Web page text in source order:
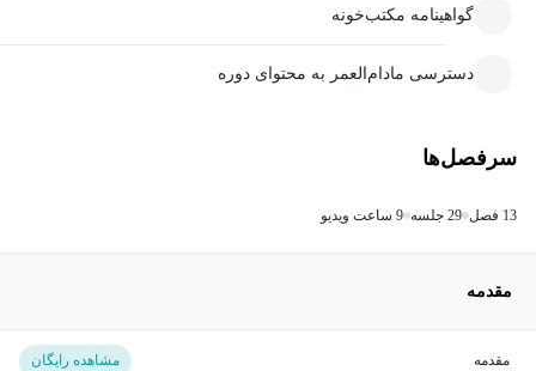
گواهینامه مکتب‌خونه
دسترسی مادام‌العمر به محتوای دوره
سرفصل‌ها
13 فصل 29 جلسه 9 ساعت ویدیو
مقدمه
مقدمه مشاهده رایگان